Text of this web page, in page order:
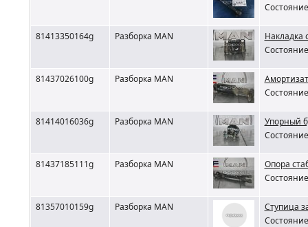
81413350164g Разборка MAN
Накладка
81437026100g Разборка MAN
81414016036g Разборка MAN
Упорный
81437185111g Разборка MAN
Опора
81357010159g Разборка MAN
Ступица